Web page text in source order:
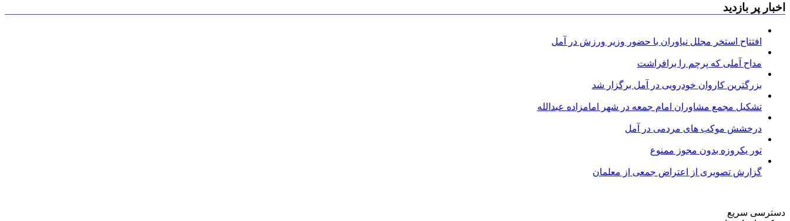
اخبار پر بازدید
افتتاح استخر مجلل نیاوران با حضور وزیر ورزش در آمل
مداح آملی که پرچم را برافراشت
بزرگترین کاروان خودرویی در آمل برگزار شد
تشکیل مجمع مشاوران امام جمعه در شهر امامزاده عبدالله
درخشش موکب های مردمی در آمل
تور یکروزه بدون مجوز ممنوع
گزارش تصویری از اعتراض جمعی از معلمان
دسترسی سریع